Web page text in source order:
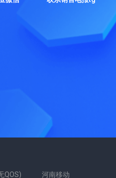
QOS)
河南移动